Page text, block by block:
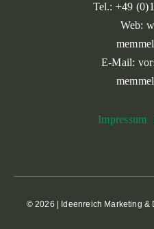
Tel.: +49
Web:
E-Mail:
Impressum
© 2026 | Ideenreich Marketing &